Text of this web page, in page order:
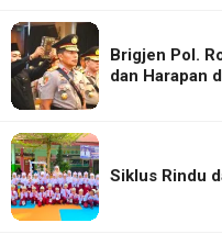
Brigjen Pol.
dan Harapan
Siklus Rindu